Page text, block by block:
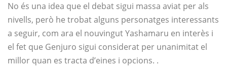
No és una idea que el debat sigui massa aviat per als
nivells, però he trobat alguns personatges interessants
a seguir, com ara el nouvingut Yashamaru en interès i
el fet que Genjuro sigui considerat per unanimitat el
millor quan es tracta d’eines i opcions. .